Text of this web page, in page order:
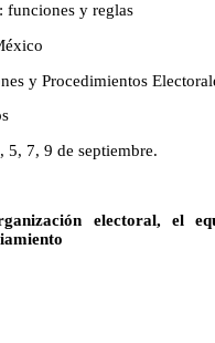
funciones y reglas
y Procedimientos
5, 7, 9 de septiembre.
electoral, el